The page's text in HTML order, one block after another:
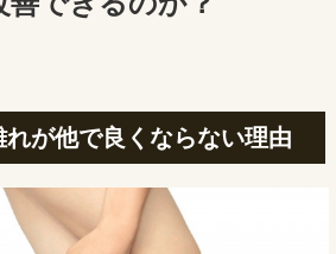
が他で良くならない理由